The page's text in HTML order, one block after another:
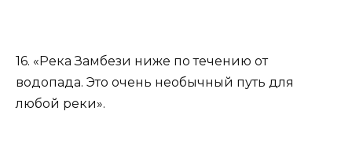
16. «Река Замбези ниже по течению от
водопада. Это очень необычный путь для
любой реки».